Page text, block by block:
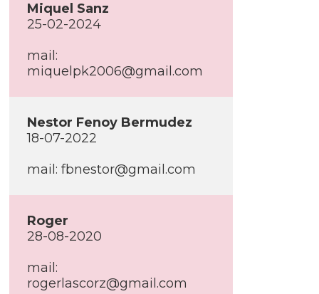
Miquel Sanz
25-02-2024
mail:
miquelpk2006@gmail.com
Nestor Fenoy Bermudez
18-07-2022
mail: fbnestor@gmail.com
Roger
28-08-2020
mail:
rogerlascorz@gmail.com